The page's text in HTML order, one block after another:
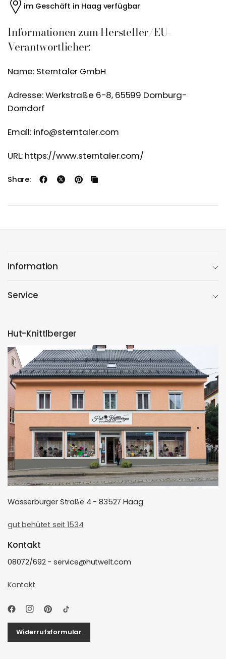
im Geschäft in Haag verfügbar
Informationen zum Hersteller/EU-
Verantwortlicher:
Name: Sterntaler GmbH
Adresse: Werkstraße 6-8, 65599 Dornburg-
Dorndorf
Email: info@sterntaler.com
URL: https://www.sterntaler.com/
Share:
Information
Service
Hut-Knittlberger
Wasserburger Straße 4 - 83527 Haag
gut behütet seit 1534
Kontakt
08072/692 - service@hutwelt.com
Kontakt
Widerrufsformular